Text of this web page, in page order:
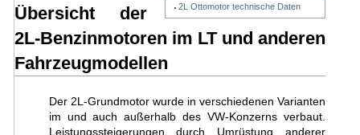
2L Ottomotor technische Daten
Übersicht der
2L-Benzinmotoren im LT und anderen
Fahrzeugmodellen
Der 2L-Grundmotor wurde in verschiedenen Varianten
im und auch außerhalb des VW-Konzerns verbaut.
Leistungssteigerungen durch Umrüstung anderer